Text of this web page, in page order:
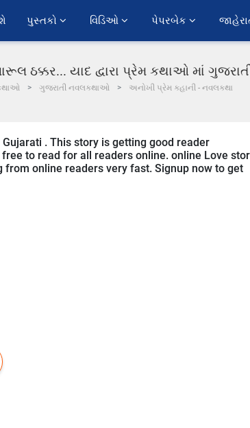
પુસ્તકો વિડિઓ પેપરબેક
ઠક્કર... યાદ દ્વારા પ્રેમ કથાઓ માં
ગુજરાતી નવલકથાઓ અનોખી પ્રેમ કહાની - નવલકથા
. This story is getting good reader
to read for all readers online. online Love
online readers very fast. Signup now to get